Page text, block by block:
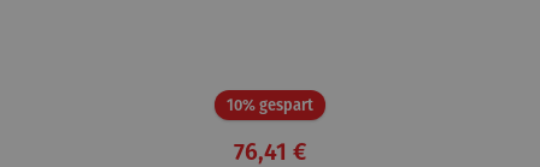
10% gespartRabatt
76,41 €